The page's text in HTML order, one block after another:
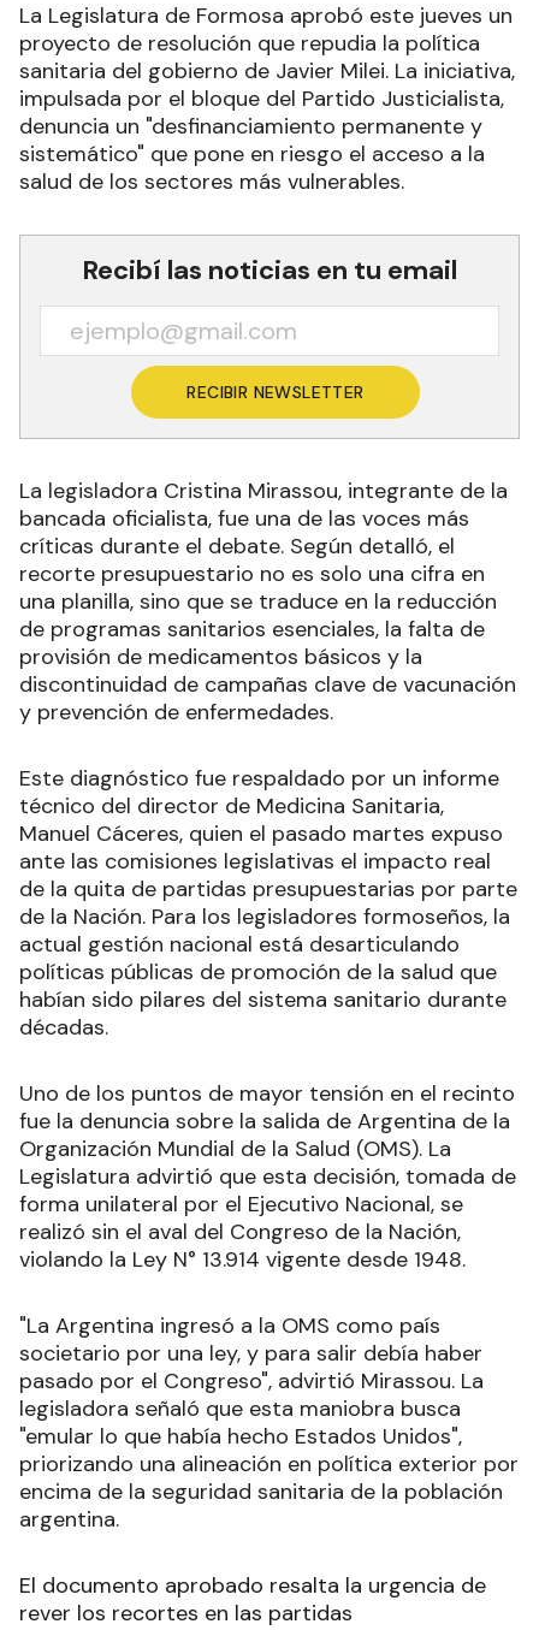
La Legislatura de Formosa aprobó este jueves un
proyecto de resolución que repudia la política
sanitaria del gobierno de Javier Milei. La iniciativa,
impulsada por el bloque del Partido Justicialista,
denuncia un "desfinanciamiento permanente y
sistemático" que pone en riesgo el acceso a la
salud de los sectores más vulnerables.
Recibí las noticias en tu email
RECIBIR NEWSLETTER
La legisladora Cristina Mirassou, integrante de la
bancada oficialista, fue una de las voces más
críticas durante el debate. Según detalló, el
recorte presupuestario no es solo una cifra en
una planilla, sino que se traduce en la reducción
de programas sanitarios esenciales, la falta de
provisión de medicamentos básicos y la
discontinuidad de campañas clave de vacunación
y prevención de enfermedades.
Este diagnóstico fue respaldado por un informe
técnico del director de Medicina Sanitaria,
Manuel Cáceres, quien el pasado martes expuso
ante las comisiones legislativas el impacto real
de la quita de partidas presupuestarias por parte
de la Nación. Para los legisladores formoseños, la
actual gestión nacional está desarticulando
políticas públicas de promoción de la salud que
habían sido pilares del sistema sanitario durante
décadas.
Uno de los puntos de mayor tensión en el recinto
fue la denuncia sobre la salida de Argentina de la
Organización Mundial de la Salud (OMS). La
Legislatura advirtió que esta decisión, tomada de
forma unilateral por el Ejecutivo Nacional, se
realizó sin el aval del Congreso de la Nación,
violando la Ley N° 13.914 vigente desde 1948.
"La Argentina ingresó a la OMS como país
societario por una ley, y para salir debía haber
pasado por el Congreso", advirtió Mirassou. La
legisladora señaló que esta maniobra busca
"emular lo que había hecho Estados Unidos",
priorizando una alineación en política exterior por
encima de la seguridad sanitaria de la población
argentina.
El documento aprobado resalta la urgencia de
rever los recortes en las partidas